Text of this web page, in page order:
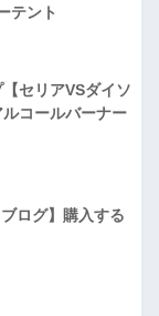
テント
セリアVSダイソ
コールバーナー
ログ】購入する